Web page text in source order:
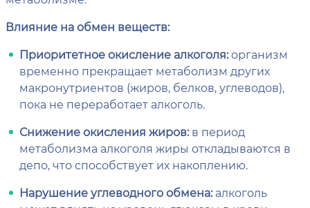
Влияние на обмен веществ:
Приоритетное окисление алкоголя:организм
временно прекращает метаболизм других
макронутриентов (жиров, белков, углеводов),
пока не переработает алкоголь.
Снижение окисления жиров:в период
метаболизма алкоголя жиры откладываются в
депо, что способствует их накоплению.
Нарушение углеводного обмена:алкоголь